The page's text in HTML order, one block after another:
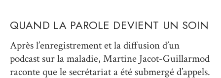
QUAND LA PAROLE DEVIENT UN SOIN
Après l’enregistrement et la diffusion d’un
podcast sur la maladie, Martine Jacot-Guillarmod
raconte que le secrétariat a été submergé d’appels.